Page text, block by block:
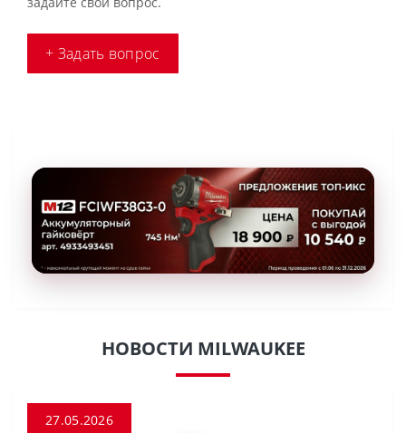
+ Задать вопрос
НОВОСТИ MILWAUKEE
27.05.2026